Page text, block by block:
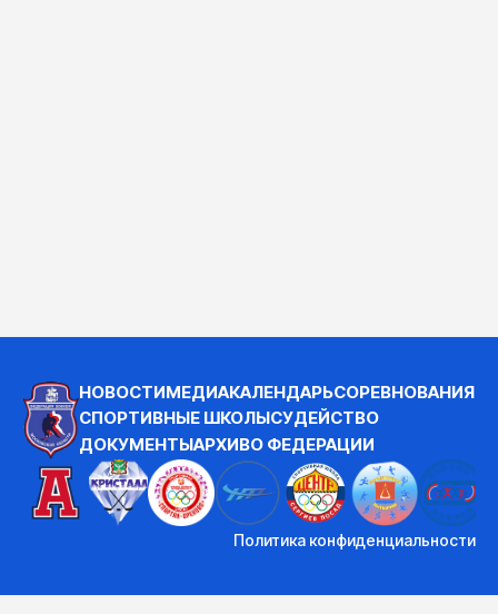
НОВОСТИМЕДИАКАЛЕНДАРЬСОРЕВНОВАНИЯ
СПОРТИВНЫЕ ШКОЛЫСУДЕЙСТВО
ДОКУМЕНТЫАРХИВО ФЕДЕРАЦИИ
Политика конфиденциальности